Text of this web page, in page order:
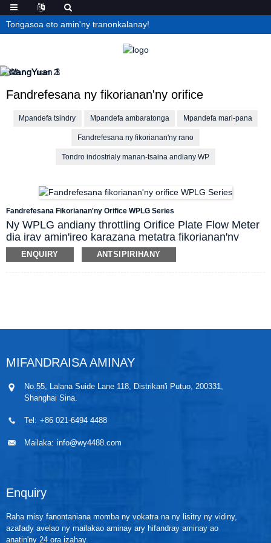
Tongasoa eto amin'ny tranonkalanay!
Fandrefesana ny fikorianan'ny orifice
Mpandefa tsindry Mpandefa ambaratonga Mpandefa mari-pana
Fandrefesana ny fikorianan'ny rano
Tondro indostrialy manan-tsaina andiany WP
Fandrefesana Fikorianan'ny Orifice WPLG Series
Ny WPLG andiany throttling Orifice Plate Flow Meter
dia iray amin'ireo karazana metatra fikorianan'ny
ranoka mahazatra, izay azo ampiasaina
handrefesana ny fikorianan'ny ranoka/gazy ary etona
ity dia afaka miara-miasa amin'ny fitaovana fampitana
tsindry samihafa WP3051DP sy ny fitaovana fanisana
ny fikorianan'ny WP-L mba hahazoana fandrefesana
sy fanaraha-maso ny fikorianan'ny rano.
ENQUIRY ANTSIPIRIHANY
MIFANDRAISA AMINAY
No.55, Lalana Suide Lane 118, Distrikan'i Putuo, 200331,
Shanghai Sina.
Tel: +86 021-6494 4488
Mailaka: info@wy4488.com
Enquiry
Raha misy fanontaniana momba ny vokatra na ny lisitry ny vidiny,
azafady avelao ny mailakao aminay ary hifandray aminay ao
anatin'ny 24 ora izahay.